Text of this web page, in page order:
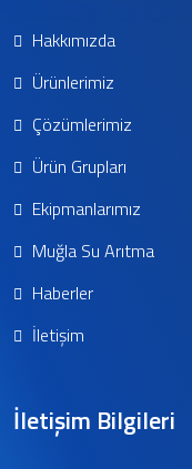
Hakkımızda
Ürünlerimiz
Çözümlerimiz
Ürün Grupları
Ekipmanlarımız
Muğla Su Arıtma
Haberler
İletişim
İletişim Bilgileri